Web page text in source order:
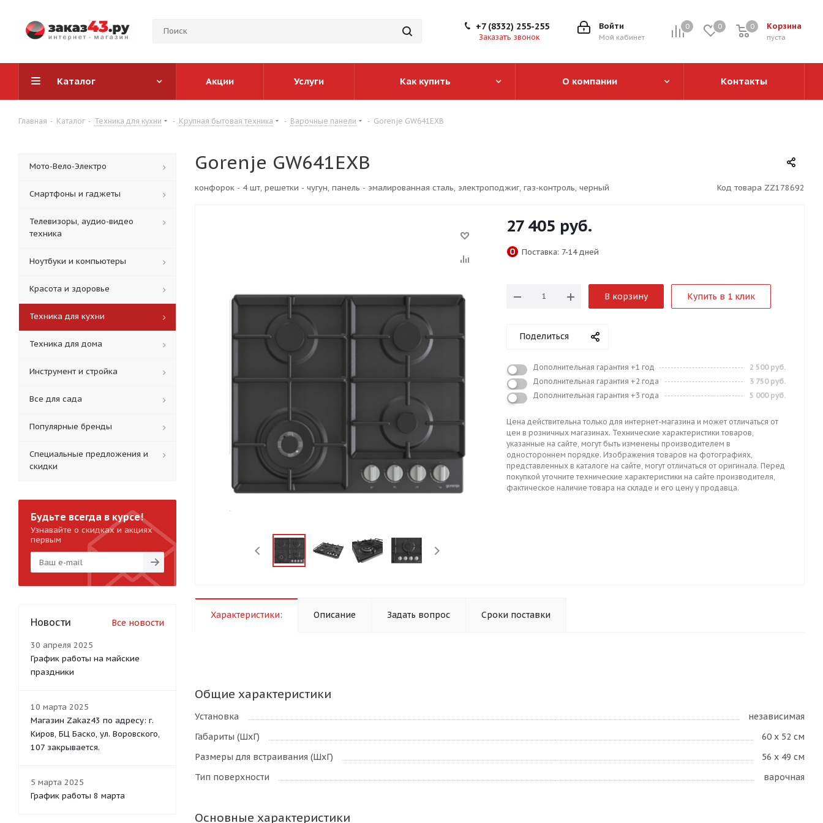
0 0 Корзина
0
пуста
0
Войти
Мой кабинет
+7 (8332) 255-255
Заказать звонок
Каталог Акции Услуги Как купить О компании Контакты
Главная - Каталог - Техника для кухни - Крупная бытовая техника - Варочные панели - Gorenje GW641EXB
Gorenje GW641EXB
конфорок - 4 шт, решетки - чугун, панель - эмалированная сталь, электроподжиг, газ-контроль, черный Код товара ZZ178692
27 405 руб.
Поставка: 7-14 дней
В корзину Купить в 1 клик
Поделиться
Дополнительная гарантия +1 год
2 500 руб.
Дополнительная гарантия +2 года
3 750 руб.
Дополнительная гарантия +3 года
5 000 руб.
Цена действительна только для интернет-магазина и может отличаться от
цен в розничных магазинах. Технические характеристики товаров,
указанные на сайте, могут быть изменены производителем в
одностороннем порядке. Изображения товаров на фотографиях,
представленных в каталоге на сайте, могут отличаться от оригинала. Перед
покупкой уточните технические характеристики на сайте производителя,
фактическое наличие товара на складе и его цену у продавца.
Характеристики: Описание Задать вопрос Сроки поставки
Общие характеристики
Установка
независимая
Габариты (ШхГ)
60 x 52 см
Размеры для встраивания (ШхГ)
56 x 49 см
Тип поверхности
варочная
Основные характеристики
Мото-Вело-Электро
Смартфоны и гаджеты
Телевизоры, аудио-видео
техника
Ноутбуки и компьютеры
Красота и здоровье
Техника для кухни
Техника для дома
Инструмент и стройка
Все для сада
Популярные бренды
Специальные предложения и
скидки
Будьте всегда в курсе!
Узнавайте о скидках и акциях
первым
Новости Все новости
30 апреля 2025
График работы на майские
праздники
10 марта 2025
Магазин Zakaz43 по адресу: г.
Киров, БЦ Баско, ул. Воровского,
107 закрывается.
5 марта 2025
График работы 8 марта